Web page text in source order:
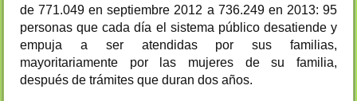
de 771.049 en septiembre 2012 a 736.249 en 2013: 95
personas que cada día el sistema público desatiende y
empuja a ser atendidas por sus familias,
mayoritariamente por las mujeres de su familia,
después de trámites que duran dos años.